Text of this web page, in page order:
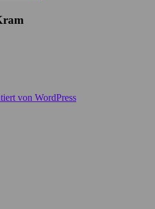
von WordPress